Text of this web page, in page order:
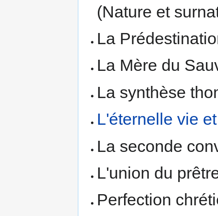
(Nature et
La
La Mère du
La synthèse
L'éternelle vie
La seconde
L'union du
Perfection